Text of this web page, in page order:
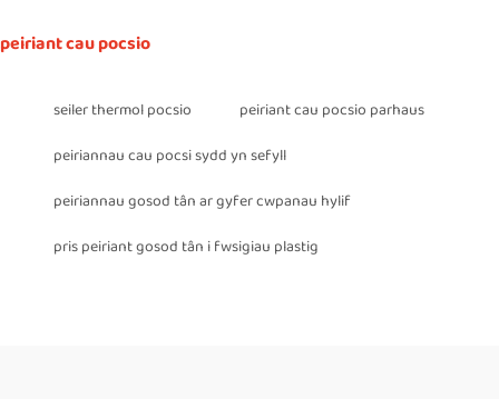
peiriant cau pocsio
seiler thermol pocsio
peiriant cau pocsio parhaus
peiriannau cau pocsi sydd yn sefyll
peiriannau gosod tân ar gyfer cwpanau hylif
pris peiriant gosod tân i fwsigiau plastig